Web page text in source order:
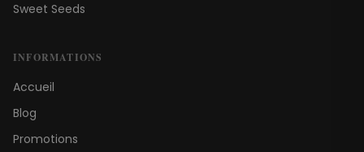
Sweet Seeds
INFORMATIONS
Accueil
Blog
Promotions